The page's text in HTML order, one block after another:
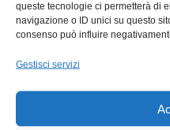
queste tecnologie ci permetterà di
navigazione o ID unici su questo
consenso può influire
Gestisci servizi
Lost Password